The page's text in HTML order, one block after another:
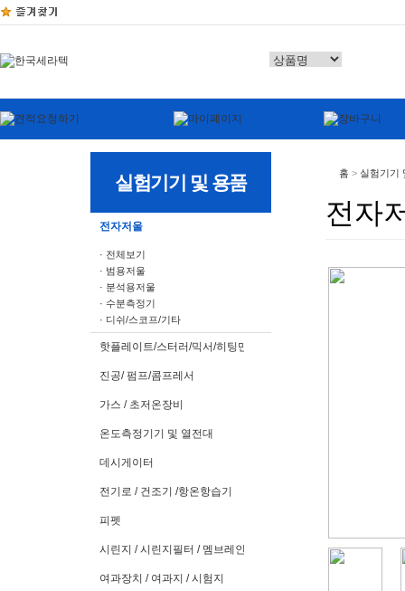
실험기기 및 용품
전자저울
· 전체보기
· 범용저울
· 분석용저울
· 수분측정기
· 디쉬/스코프/기타
핫플레이트/스터러/믹서/히팅맨틀
진공/ 펌프/콤프레서
가스 / 초저온장비
온도측정기기 및 열전대
데시게이터
전기로 / 건조기 /항온항습기
피펫
시린지 / 시린지필터 / 멤브레인필터
여과장치 / 여과지 / 시험지
홈 > 실험기기
전자